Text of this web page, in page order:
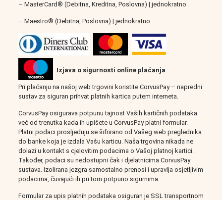
– MasterCard® (Debitna, Kreditna, Poslovna) | jednokratno
– Maestro® (Debitna, Poslovna) | jednokratno
Izjava o sigurnosti online plaćanja
Pri plaćanju na našoj web trgovini koristite CorvusPay – napredni
sustav za siguran prihvat platnih kartica putem interneta.
CorvusPay osigurava potpunu tajnost Vaših kartičnih podataka
već od trenutka kada ih upišete u CorvusPay platni formular.
Platni podaci prosljeđuju se šifrirano od Vašeg web preglednika
do banke koja je izdala Vašu karticu. Naša trgovina nikada ne
dolazi u kontakt s cjelovitim podacima o Vašoj platnoj kartici.
Također, podaci su nedostupni čak i djelatnicima CorvusPay
sustava. Izolirana jezgra samostalno prenosi i upravlja osjetljivim
podacima, čuvajući ih pri tom potpuno sigurnima.
Formular za upis platnih podataka osiguran je SSL transportnom